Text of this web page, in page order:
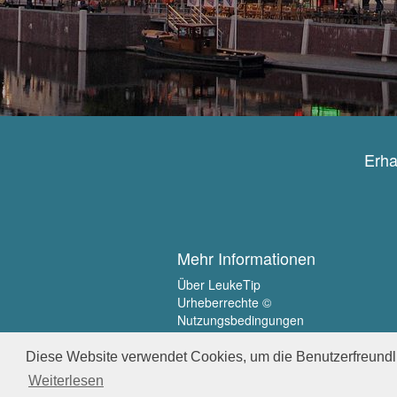
Diese Website verwendet Cookies, um die
Weiterlesen
Mehr Informationen
Über LeukeTip
Urheberrechte ©
Nutzungsbedingungen
Privatsphäre